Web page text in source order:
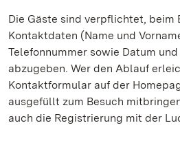
Die Gäste sind verpflichtet, beim
Kontaktdaten (Name und
Telefonnummer sowie Datum
abzugeben. Wer den Ablauf
Kontaktformular auf der
ausgefüllt zum Besuch
auch die Registrierung mit der